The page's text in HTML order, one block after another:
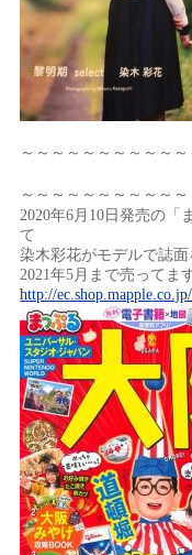
～～～～～～～～～～～
～～～～～～～～～～～
2020年6月10日発売の「
て
染木彩花がモデルで誌面
2021年5月まで売ってま
http://